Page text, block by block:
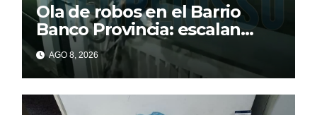
Ola de robos en el Barrio
Banco Provincia: escalan
paredes en la noche y nadie
responde
AGO 8, 2026